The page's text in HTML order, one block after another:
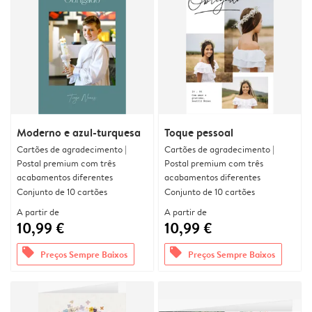
Moderno e azul-turquesa
Cartões de agradecimento |
Postal premium com três
acabamentos diferentes
Conjunto de 10 cartões
A partir de
10,99 €
offers Preços Sempre Baixos
Toque pessoal
Cartões de agradecimento |
Postal premium com três
acabamentos diferentes
Conjunto de 10 cartões
A partir de
10,99 €
offers Preços Sempre Baixos